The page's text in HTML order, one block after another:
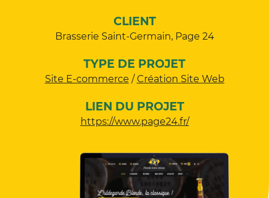
CLIENT
Brasserie Saint-Germain, Page 24
TYPE DE PROJET
Site E-commerce Création Site Web
LIEN DU PROJET
https://www.page24.fr/